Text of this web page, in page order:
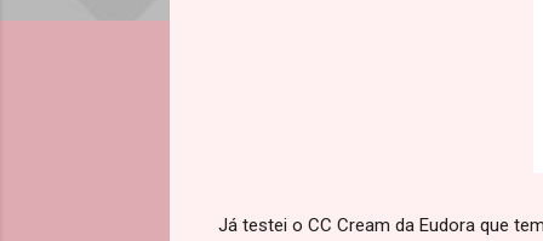
Já testei o CC Cream da Eudora que